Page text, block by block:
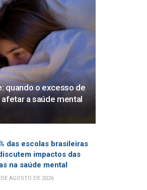
quando o excesso de
a saúde mental
das escolas brasileiras
impactos das
na saúde mental
AGOSTO DE 2026